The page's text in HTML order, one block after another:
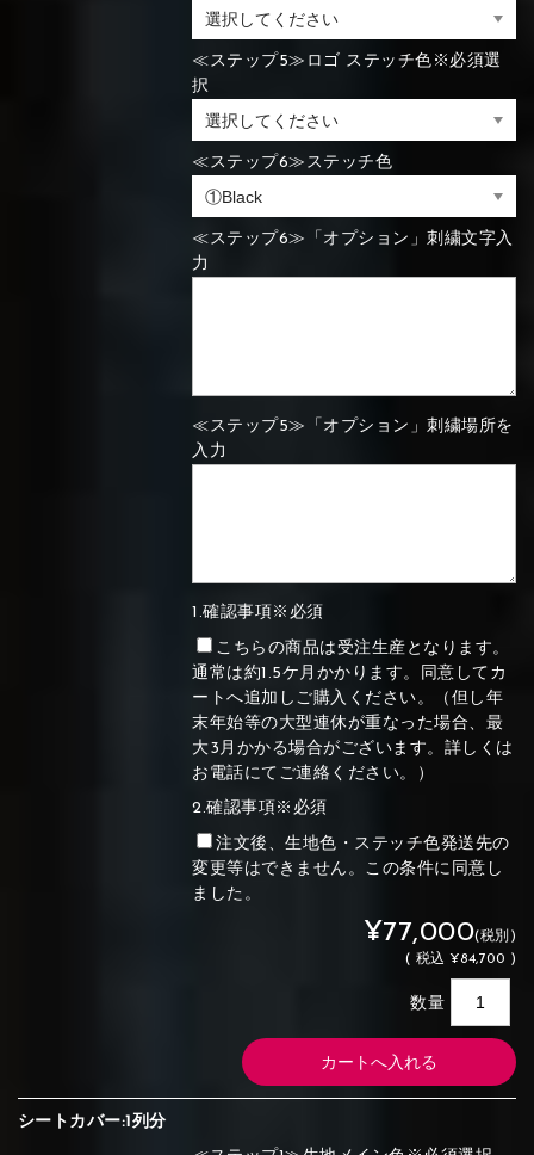
⑰Silver
⑰Silver
⑳Purple ㉑Violet
≪ステップ5≫ロゴ ステッチ色※必須選
択
≪ステップ6≫ステッチ色
≪ステップ6≫「オプション」刺繍文字入
力
≪ステップ5≫「オプション」刺繍場所を
入力
1.確認事項※必須
こちらの商品は受注生産となります。
通常は約1.5ケ月かかります。同意してカ
ートへ追加しご購入ください。（但し年
末年始等の大型連休が重なった場合、最
大3月かかる場合がございます。詳しくは
お電話にてご連絡ください。）
2.確認事項※必須
注文後、生地色・ステッチ色発送先の
変更等はできません。この条件に同意し
ました。
¥77,000(税別)
( 税込 ¥84,700 )
数量
シートカバー:1列分